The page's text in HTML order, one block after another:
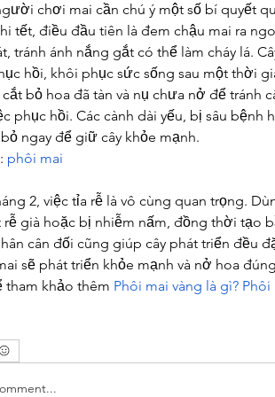
chơi mai cần chú ý một số bí quyết
tết, điều đầu tiên là đem chậu mai ra
tránh ánh nắng gắt có thể làm cháy lá.
hồi, khôi phục sức sống sau một thời
bỏ hoa đã tàn và nụ chưa nở để tránh
phục hồi. Các cành dài yếu, bị sâu bệnh
ngay để giữ cây khỏe mạnh.
phôi mai
2, việc tỉa rễ là vô cùng quan trọng.
già hoặc bị nhiễm nấm, đồng thời tạo
cân đối cũng giúp cây phát triển đều
sẽ phát triển khỏe mạnh và nở hoa
tham khảo thêm Phôi mai vàng là gì?